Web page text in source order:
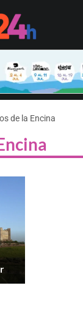
de la Encina